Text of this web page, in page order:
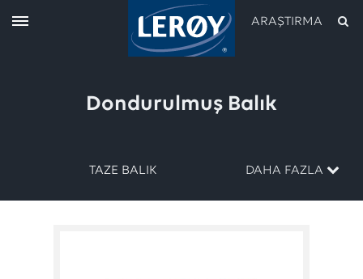
ARAŞTIRMA
Dondurulmuş Balık
TAZE BALIK DAHA FAZLA